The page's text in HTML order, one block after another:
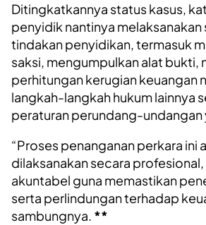
Ditingkatkannya status kasus,
penyidik nantinya melaksanakan
tindakan penyidikan, termasuk
saksi, mengumpulkan alat bukti,
perhitungan kerugian keuangan
langkah-langkah hukum lainnya
peraturan perundang-undangan
“Proses penanganan perkara ini
dilaksanakan secara
akuntabel guna memastikan
serta perlindungan terhadap
sambungnya. **